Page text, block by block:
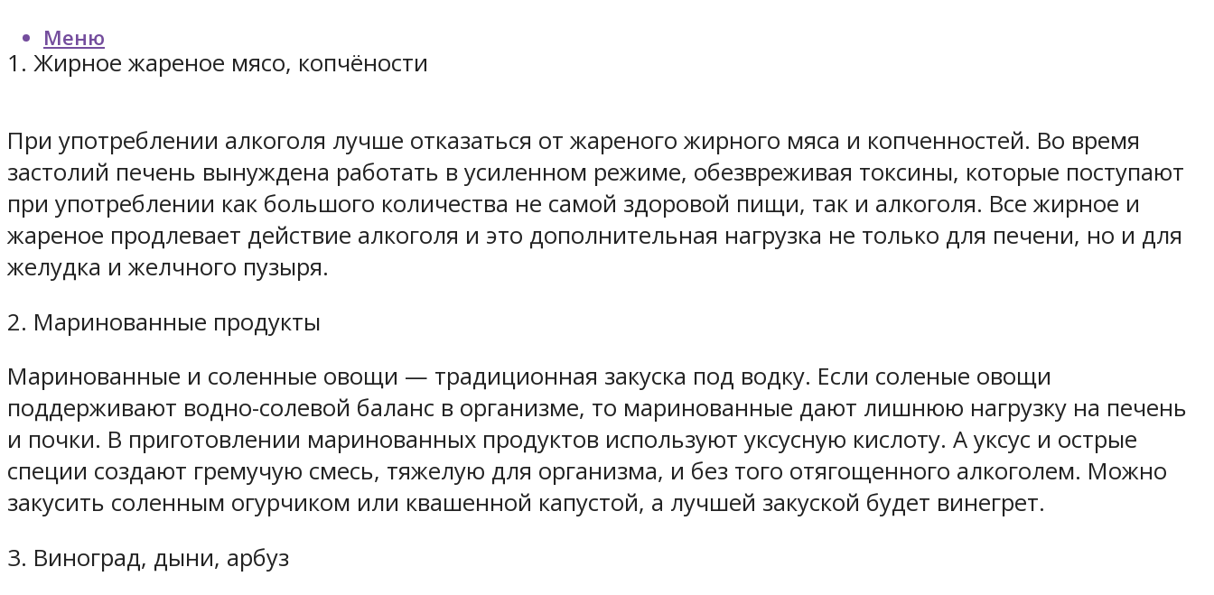
Меню
1. Жирное жареное мясо, копчёности
При употреблении алкоголя лучше отказаться от жареного жирного мяса и копченностей. Во время
застолий печень вынуждена работать в усиленном режиме, обезвреживая токсины, которые поступают
при употреблении как большого количества не самой здоровой пищи, так и алкоголя. Все жирное и
жареное продлевает действие алкоголя и это дополнительная нагрузка не только для печени, но и для
желудка и желчного пузыря.
2. Маринованные продукты
Маринованные и соленные овощи — традиционная закуска под водку. Если соленые овощи
поддерживают водно-солевой баланс в организме, то маринованные дают лишнюю нагрузку на печень
и почки. В приготовлении маринованных продуктов используют уксусную кислоту. А уксус и острые
специи создают гремучую смесь, тяжелую для организма, и без того отягощенного алкоголем. Можно
закусить соленным огурчиком или квашенной капустой, а лучшей закуской будет винегрет.
3. Виноград, дыни, арбуз